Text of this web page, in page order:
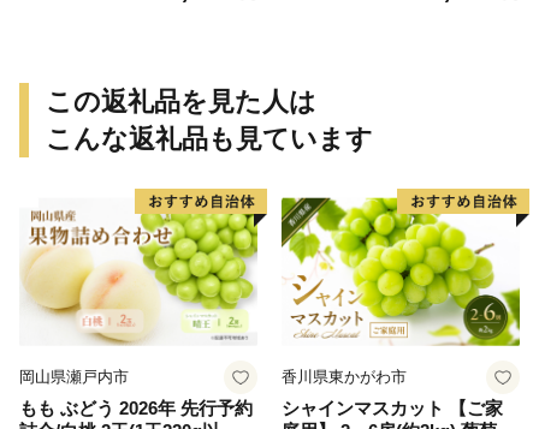
この返礼品を見た人は
こんな返礼品も見ています
岡山県瀬戸内市
もも ぶどう 2026年 先行予約
香川県東かがわ市
シャインマスカット 【ご家